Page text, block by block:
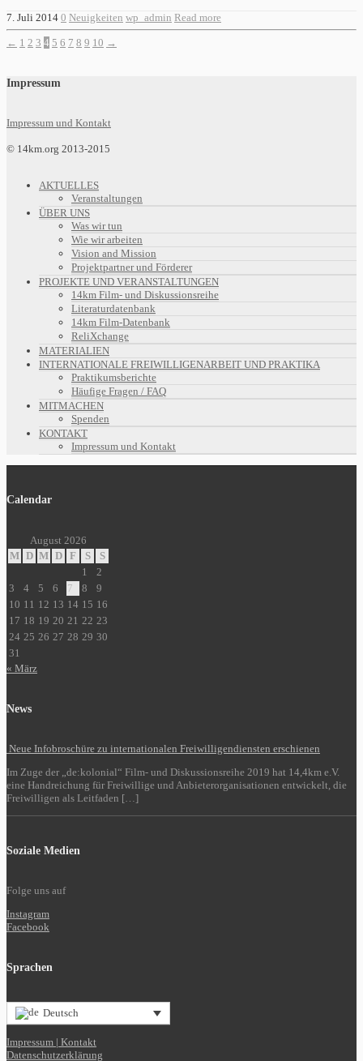
7. Juli 2014 0 Neuigkeiten wp_admin Read more
← 1 2 3 4 5 6 7 8 9 10 →
Impressum
Impressum und Kontakt
© 14km.org 2013-2015
AKTUELLES
Veranstaltungen
ÜBER UNS
Was wir tun
Wie wir arbeiten
Vision and Mission
Projektpartner und Förderer
PROJEKTE UND VERANSTALTUNGEN
14km Film- und Diskussionsreihe
Literaturdatenbank
14km Film-Datenbank
ReliXchange
MATERIALIEN
INTERNATIONALE FREIWILLIGENARBEIT UND PRAKTIKA
Praktikumsberichte
Häufige Fragen / FAQ
MITMACHEN
Spenden
KONTAKT
Impressum und Kontakt
Calendar
August 2026
M D M D F S
S
1
2
3
4 5 6 7 8
9
10 11 12 13 14 15 16
17 18 19 20 21 22 23
24 25 26 27 28 29 30
31
« März
News
Neue Infobroschüre zu internationalen Freiwilligendiensten erschienen
Im Zuge der „de:kolonial“ Film- und Diskussionsreihe 2019 hat 14,4km e.V.
eine Handreichung für Freiwillige und Anbieterorganisationen entwickelt, die
Freiwilligen als Leitfaden […]
Soziale Medien
Folge uns auf
Instagram
Facebook
Sprachen
Deutsch
Impressum | Kontakt
Datenschutzerklärung